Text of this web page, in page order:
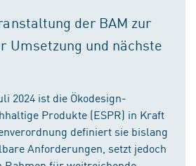
der BAM zur
Umsetzung und nächste
2024 ist die Ökodesign-
Produkte (ESPR) in Kraft
definiert sie bislang
Anforderungen, setzt jedoch